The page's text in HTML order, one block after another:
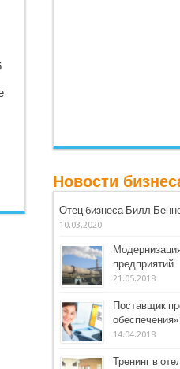
Новости
Отец бизнеса Билл
10.03.2020
предприятий
21.05.2018
Поставщик
14.04.2018
Тренинг в